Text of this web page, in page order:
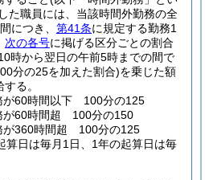
た職員には、当該時間外勤務の全
につき、 第41条に規定する勤務1
次の各号に掲げる区分ごとの割合
時から翌日の午前5時までの間で
分の25を加えた割合)を乗じた額
る。
が60時間以下 100分の125
が60時間超 100分の150
が360時間超 100分の125
算日は毎月1日、1年の起算日は毎